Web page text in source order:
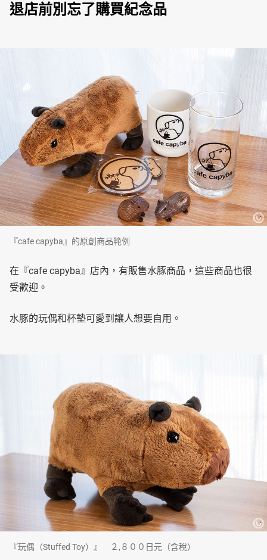
退店前別忘了購買紀念品
『cafe capyba』的原創商品範例
在『cafe capyba』店內，有販售水豚商品，這些商品也很
受歡迎。
水豚的玩偶和杯墊可愛到讓人想要自用。
『玩偶（Stuffed Toy）』 ２,８００日元（含稅）